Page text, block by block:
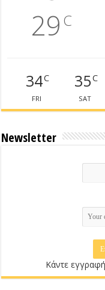
29 C
34C
FRI
35C
SAT
Newsletter
Κάντε